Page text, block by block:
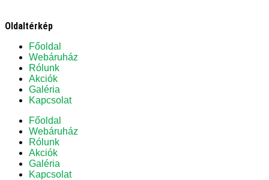
Oldaltérkép
Főoldal
Webáruház
Rólunk
Akciók
Galéria
Kapcsolat
Főoldal
Webáruház
Rólunk
Akciók
Galéria
Kapcsolat